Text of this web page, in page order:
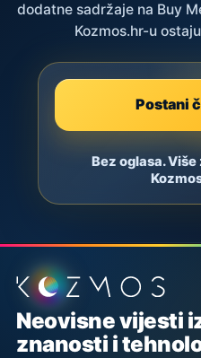
dodatne sadržaje na Buy
Kozmos.hr-u
Postani
Bez oglasa.
Podnožje stranice
Neovisne vijesti
znanosti i